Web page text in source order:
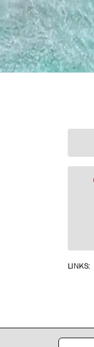
LINKS: